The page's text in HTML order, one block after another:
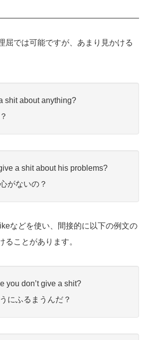
屈では可能ですが、あまり見かける
shit about anything?
a shit about his problems?
がないの？
などを使い、間接的に以下の例文の
ることがあります。
you don’t give a shit?
にふるまうんだ？